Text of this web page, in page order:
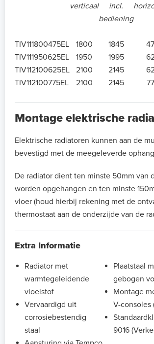
verticaal
incl.
bediening
TIV111800475EL 1800 1845
TIV111950625EL
1950 1995
TIV112100625EL
2100 2145
TIV112100775EL
2100 2145
Montage elektrische
Elektrische radiatoren kunnen aan de
bevestigd met de meegeleverde
De radiator dient ten minste 50mm van
worden opgehangen en ten minste
vloer (houd hierbij rekening met de
thermostaat aan de onderzijde van de
Extra Informatie
Radiator met
warmtegeleidende
vloeistof
Vervaardigd uit
corrosiebestendig
staal
Plaatstaal
gebogen
Montage
V-consoles
9016